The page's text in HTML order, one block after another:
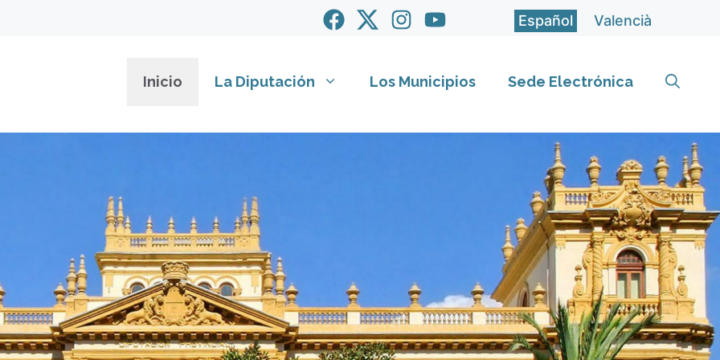
Español Valencià
Inicio La Diputación Los Municipios Sede Electrónica